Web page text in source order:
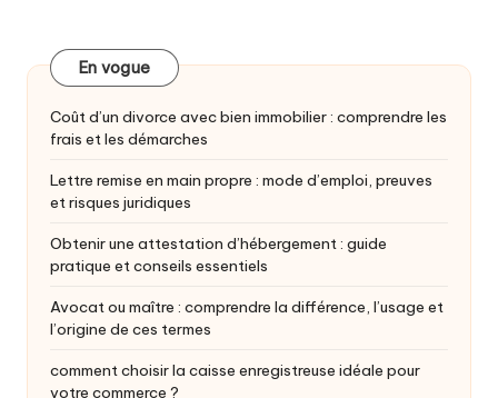
En vogue
Coût d’un divorce avec bien immobilier : comprendre les
frais et les démarches
Lettre remise en main propre : mode d’emploi, preuves
et risques juridiques
Obtenir une attestation d’hébergement : guide
pratique et conseils essentiels
Avocat ou maître : comprendre la différence, l’usage et
l’origine de ces termes
comment choisir la caisse enregistreuse idéale pour
votre commerce ?